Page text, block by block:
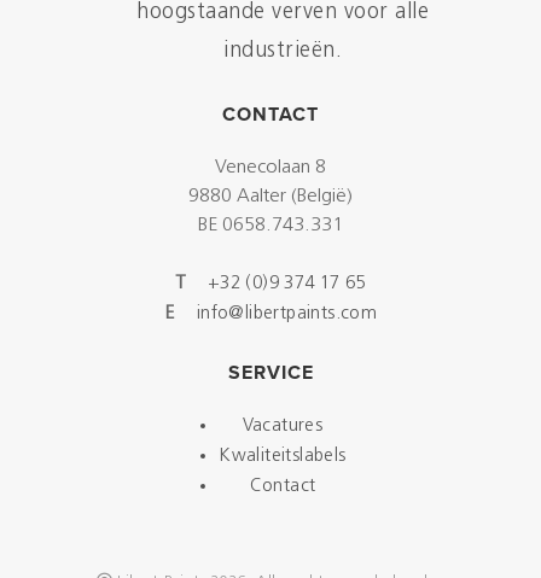
hoogstaande verven voor alle
industrieën.
CONTACT
Venecolaan 8
9880 Aalter (België)
BE 0658.743.331
+32 (0)9 374 17 65
E info@libertpaints.com
SERVICE
Vacatures
Kwaliteitslabels
Contact